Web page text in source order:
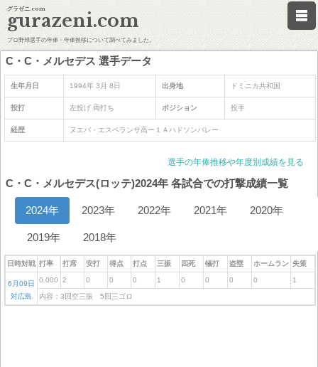
グラゼニ.com
gurazeni.com
プロ野球選手の年俸・年俸推移について調べてみました。
C・C・メルセデス 選手データ
生年月日 1994年 3月 8日 出身地 ドミニカ共和国
投打 左投げ 両打ち ポジション 投手
経歴 ヌエバ・エスペランサ高ー１Ａハドソンバレー
選手の年俸推移や年度別成績を見る
C・C・メルセデス(ロッテ)2024年 各試合での打撃成績一覧
2024年 2023年 2022年 2021年 2020年
2019年 2018年
日時対戦 打率 打席 安打 得点 打点 三振 四死 犠打 盗塁 ホームラン 失策
6月09日
対広島
0.000 2 0 0 0 1 0 0 0 0 1
内容：3回空三振 5回三ゴロ